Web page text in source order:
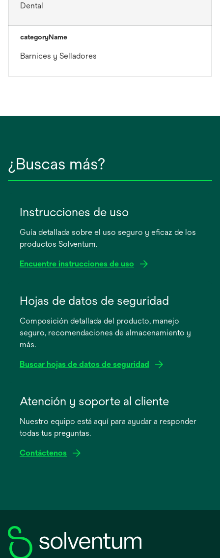
Dental
categoryName
Barnices y Selladores
¿Buscas más?
Instrucciones de uso
Guía detallada sobre el uso seguro y eficaz de los
productos Solventum.
Encuentre instrucciones de uso
abre
pestaña
nueva
Hojas de datos de seguridad
Composición detallada del producto, manejo
seguro, recomendaciones de almacenamiento y
más.
Buscar hojas de datos de seguridad
abre
pestaña
Atención y soporte al cliente
Nuestro equipo está aquí para ayudar a responder
todas tus preguntas.
Contáctenos